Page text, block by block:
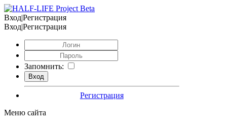
Вход|Регистрация
Вход|Регистрация
Запомнить:
Регистрация
Меню сайта